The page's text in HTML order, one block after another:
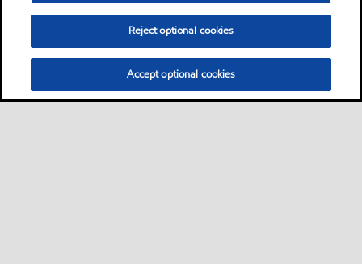
Reject optional cookies
Accept optional cookies